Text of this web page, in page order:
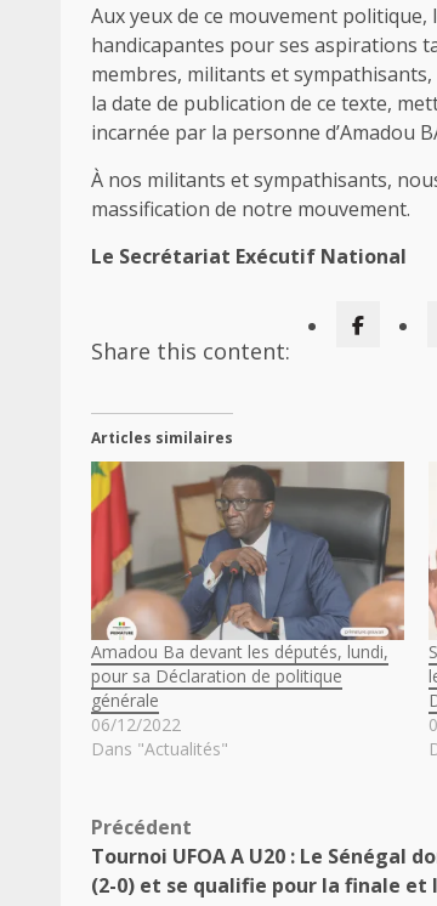
Aux yeux de ce mouvement
handicapantes pour ses aspirations
membres, militants et
la date de publication de ce texte,
incarnée par la personne d’Amadou
À nos militants et sympathisants,
massification de notre mouvement.
Le Secrétariat Exécutif National
Share this content:
Articles similaires
Amadou Ba devant les députés, lundi,
pour sa Déclaration de politique
générale
06/12/2022
Dans "Actualités"
Navigation
d’article
Précédent
Tournoi UFOA A U20 : Le Sénégal
(2-0) et se qualifie pour la finale et